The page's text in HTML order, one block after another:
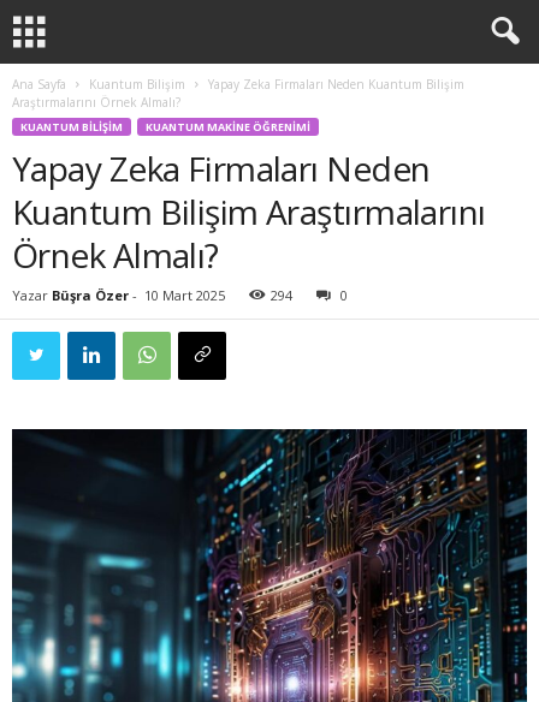
Ana Sayfa Kuantum Bilişim
Yapay Zeka Firmaları Neden Kuantum Bilişim
Araştırmalarını Örnek Almalı?
KUANTUM BILIŞIM KUANTUM MAKINE ÖĞRENIMI
Yapay Zeka Firmaları Neden
Kuantum Bilişim Araştırmalarını
Örnek Almalı?
Yazar Büşra Özer - 10 Mart 2025 294 0